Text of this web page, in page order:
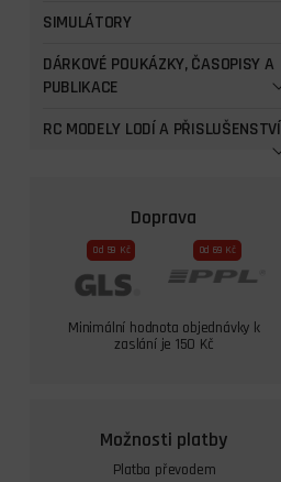
SIMULÁTORY
DÁRKOVÉ POUKÁZKY, ČASOPISY A
PUBLIKACE
RC MODELY LODÍ A PŘISLUŠENSTVÍ
Doprava
Od 59 Kč Od 69 Kč
Minimální hodnota objednávky k
zaslání je 150 Kč
Možnosti platby
Platba převodem